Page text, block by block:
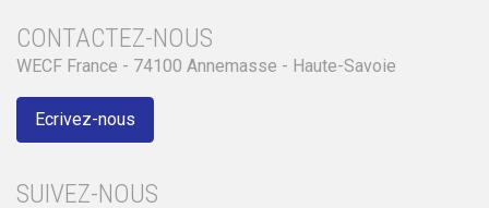
CONTACTEZ-NOUS
WECF France - 74100 Annemasse - Haute-Savoie
Ecrivez-nous
SUIVEZ-NOUS